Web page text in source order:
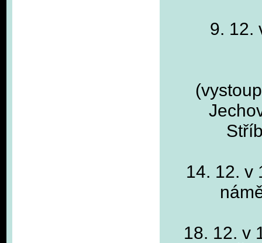
9. 12.
14. 12. v
18. 12. v